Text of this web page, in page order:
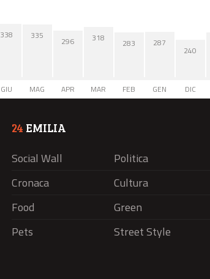
338
GIU
335
MAG
296
APR
318
MAR
283
FEB
287
GEN
240
DIC
24 EMILIA
Social Wall
Politica
Cronaca
Cultura
Food
Green
Pets
Street Style